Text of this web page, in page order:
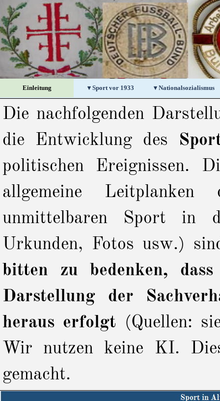
Direkt zum Seiteninhalt
Einleitung ▾ Sport vor 1933 ▼
▾ Nationalsozialismus
Die nachfolgenden
die Entwicklung des
politischen Ereignissen.
allgemeine
unmittelbaren Sport in
Urkunden, Fotos usw.)
bitten zu bedenken,
Darstellung der
heraus erfolgt (Quellen:
Wir nutzen keine KI.
gemacht.